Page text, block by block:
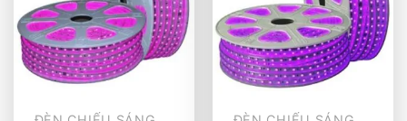
Add to
wishlist
Add to
wishlist